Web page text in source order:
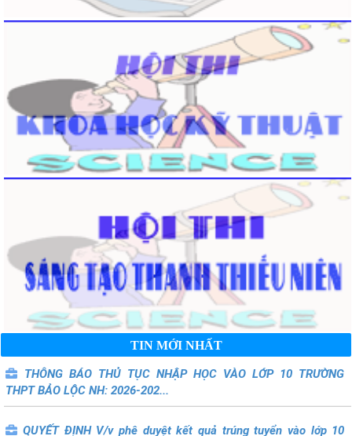
TIN MỚI NHẤT
THÔNG BÁO THỦ TỤC NHẬP HỌC VÀO LỚP 10 TRƯỜNG
THPT BẢO LỘC NH: 2026-202...
QUYẾT ĐỊNH V/v phê duyệt kết quả trúng tuyển vào lớp 10